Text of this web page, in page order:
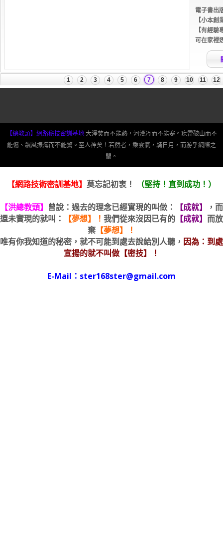
【總教頭】網路秘技密訓基地大澤焚而不能熱，河漢冱而不能寒。疾雷破山而不
能傷、飄風振海而不能驚。至人神矣！若然者，乘雲氣，騎日月，而游乎網際之
間。
【網路技術密訓基地】 莫忘記初衷！ （堅持！直到成功！）
【洪總教頭】 曾說：過去的理念已經實現的叫做： 【成就】
，而
還未實現的就叫：
【夢想】！ 我們從來沒因已有的 【成就】 而放
棄 【夢想】！
唯有你我知道的秘密，就不可能到處去說給別人聽， 因為：到處
宣揚的就不叫做【密技】！
E-Mail：ster168ster@gmail.com